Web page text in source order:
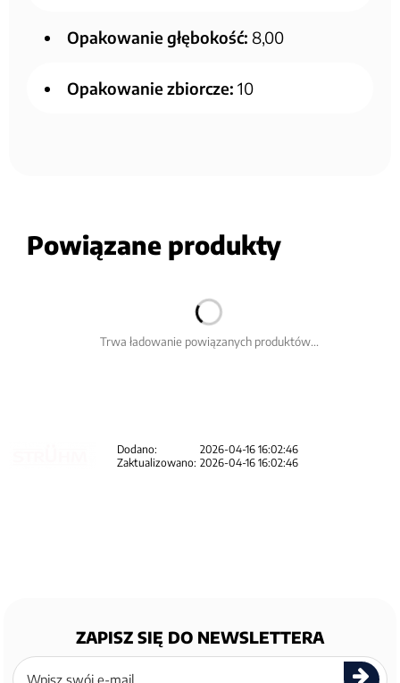
Opakowanie głębokość: 8,00
Opakowanie zbiorcze: 10
Powiązane produkty
Trwa ładowanie powiązanych produktów...
Dodano:
2026-04-16 16:02:46
Zaktualizowano: 2026-04-16 16:02:46
ZAPISZ SIĘ DO NEWSLETTERA
Zapisz
się